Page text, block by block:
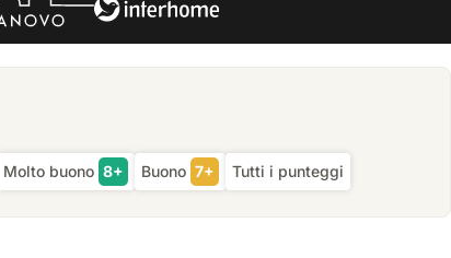
Molto buono 8+ Buono 7+ Tutti i punteggi